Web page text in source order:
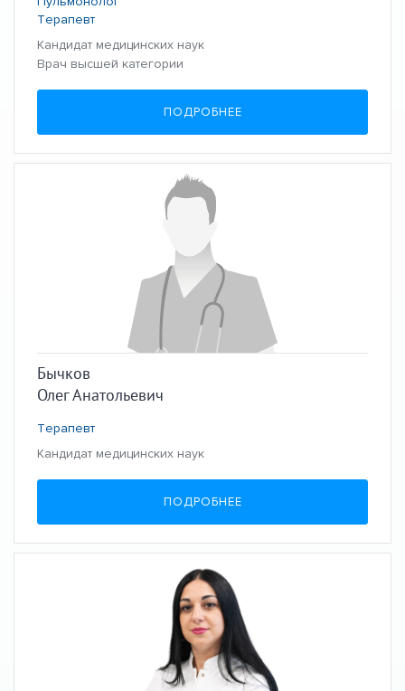
Терапевт
Кандидат медицинских наук
Врач высшей категории
ПОДРОБНЕЕ
Бычков
Олег Анатольевич
Терапевт
Кандидат медицинских наук
ПОДРОБНЕЕ